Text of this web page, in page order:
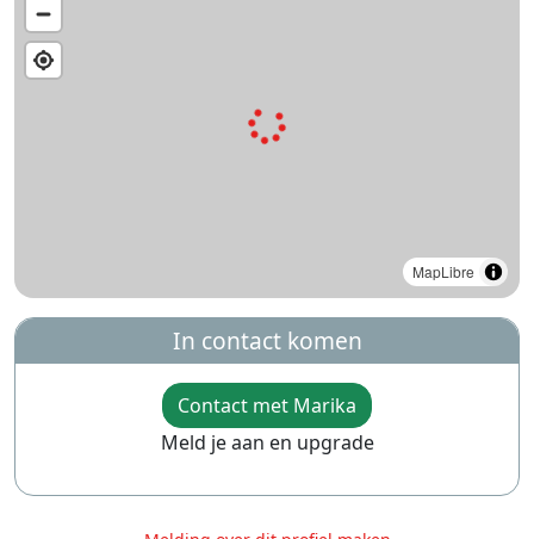
MapLibre
In contact komen
Contact met Marika
Meld je aan en upgrade